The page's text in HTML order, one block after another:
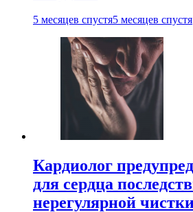
5 месяцев спустя5 месяцев спустя
Кардиолог
для сердца
нерегулярной